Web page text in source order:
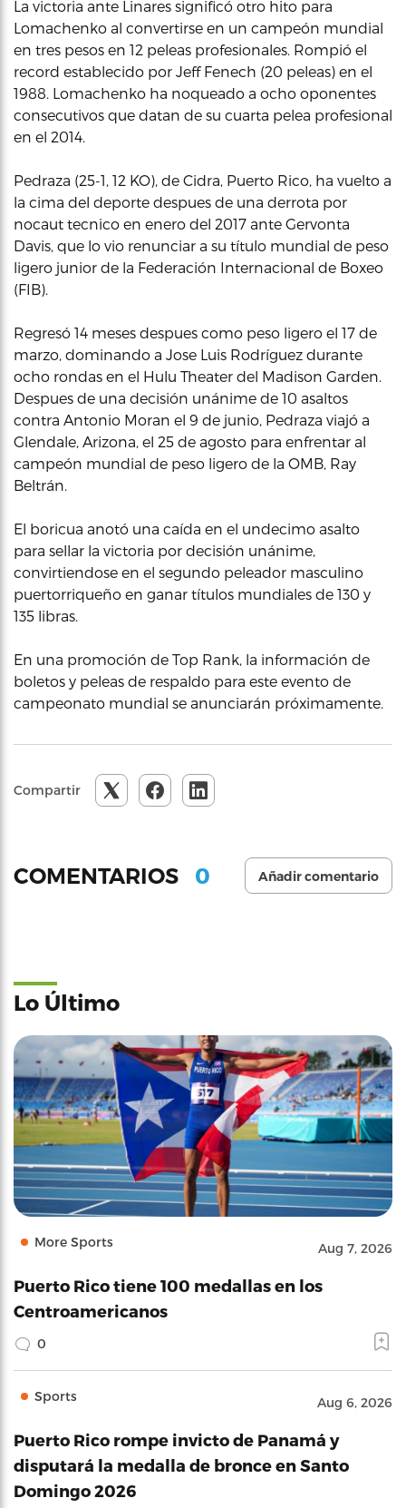
La victoria ante Linares significó otro hito para
Lomachenko al convertirse en un campeón mundial
en tres pesos en 12 peleas profesionales. Rompió el
record establecido por Jeff Fenech (20 peleas) en el
1988. Lomachenko ha noqueado a ocho oponentes
consecutivos que datan de su cuarta pelea profesional
en el 2014.
Pedraza (25-1, 12 KO), de Cidra, Puerto Rico, ha vuelto a
la cima del deporte despues de una derrota por
nocaut tecnico en enero del 2017 ante Gervonta
Davis, que lo vio renunciar a su título mundial de peso
ligero junior de la Federación Internacional de Boxeo
(FIB).
Regresó 14 meses despues como peso ligero el 17 de
marzo, dominando a Jose Luis Rodríguez durante
ocho rondas en el Hulu Theater del Madison Garden.
Despues de una decisión unánime de 10 asaltos
contra Antonio Moran el 9 de junio, Pedraza viajó a
Glendale, Arizona, el 25 de agosto para enfrentar al
campeón mundial de peso ligero de la OMB, Ray
Beltrán.
El boricua anotó una caída en el undecimo asalto
para sellar la victoria por decisión unánime,
convirtiendose en el segundo peleador masculino
puertorriqueño en ganar títulos mundiales de 130 y
135 libras.
En una promoción de Top Rank, la información de
boletos y peleas de respaldo para este evento de
campeonato mundial se anunciarán próximamente.
Compartir
COMENTARIOS 0 Añadir comentario
Lo Último
More Sports Aug 7, 2026
Puerto Rico tiene 100 medallas en los
Centroamericanos
0
Sports Aug 6, 2026
Puerto Rico rompe invicto de Panamá y
disputará la medalla de bronce en Santo
Domingo 2026